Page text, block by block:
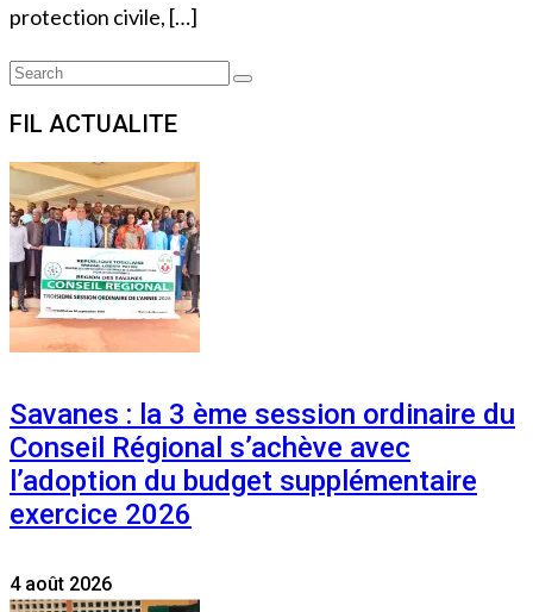
protection civile, […]
Search
Search
FIL ACTUALITE
Savanes : la 3 ème session ordinaire du
Conseil Régional s’achève avec
l’adoption du budget supplémentaire
exercice 2026
4 août 2026